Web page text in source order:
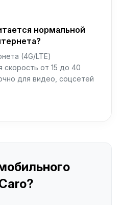
нормальной
(4G/LTE)
скорость от 15 до 40
для видео, соцсетей